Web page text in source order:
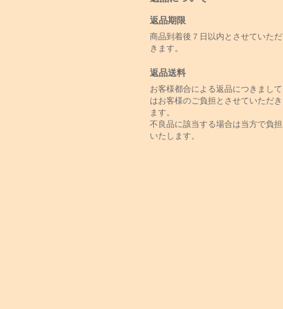
返品期限
商品到着後７日以内とさせていただ
きます。
返品送料
お客様都合による返品につきまして
はお客様のご負担とさせていただき
ます。
不良品に該当する場合は当方で負担
いたします。